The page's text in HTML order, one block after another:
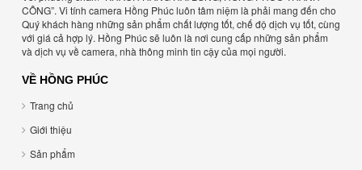
CÔNG”. Vi tính camera Hồng Phúc luôn tâm niệm là phải mang đến cho
Quý khách hàng những sản phẩm chất lượng tốt, chế độ dịch vụ tốt, cùng
với giá cả hợp lý. Hồng Phúc sẽ luôn là nơi cung cấp những sản phẩm
và dịch vụ về camera, nhà thông minh tin cậy của mọi người.
VỀ HỒNG PHÚC
Trang chủ
Giới thiệu
Sản phẩm